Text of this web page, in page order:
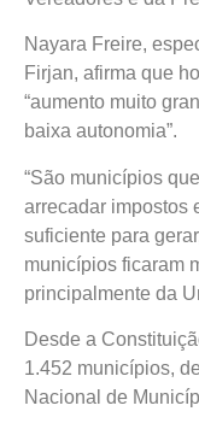
Nayara Freire,
Firjan, afirma que
“aumento muito
baixa autonomia”.
“São municípios
arrecadar impostos
suficiente para
municípios ficaram
principalmente da
Desde a
1.452 municípios,
Nacional de